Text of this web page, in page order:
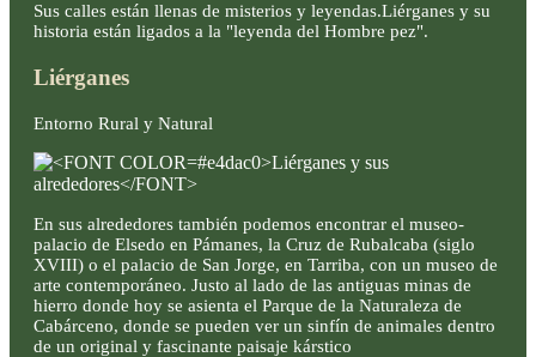
Sus calles están llenas de misterios y leyendas.Liérganes y su
historia están ligados a la "leyenda del Hombre pez".
Liérganes
Entorno Rural y Natural
En sus alrededores también podemos encontrar el museo-
palacio de Elsedo en Pámanes, la Cruz de Rubalcaba (siglo
XVIII) o el palacio de San Jorge, en Tarriba, con un museo de
arte contemporáneo. Justo al lado de las antiguas minas de
hierro donde hoy se asienta el Parque de la Naturaleza de
Cabárceno, donde se pueden ver un sinfín de animales dentro
de un original y fascinante paisaje kárstico